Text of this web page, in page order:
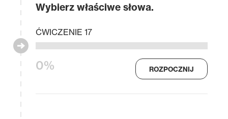
Wybierz właściwe słowa.
0%
ĆWICZENIE 17
ROZPOCZNIJ